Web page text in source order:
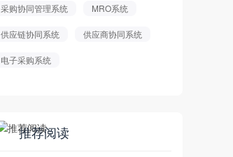
采购协同管理系统 MRO系统
供应链协同系统 供应商协同系统
电子采购系统
推荐阅读